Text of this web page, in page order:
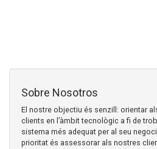
Sobre Nosotros
El nostre objectiu és senzill: orientar
clients en l’àmbit tecnològic a fi de
sistema més adequat per al seu
prioritat és assessorar als nostres